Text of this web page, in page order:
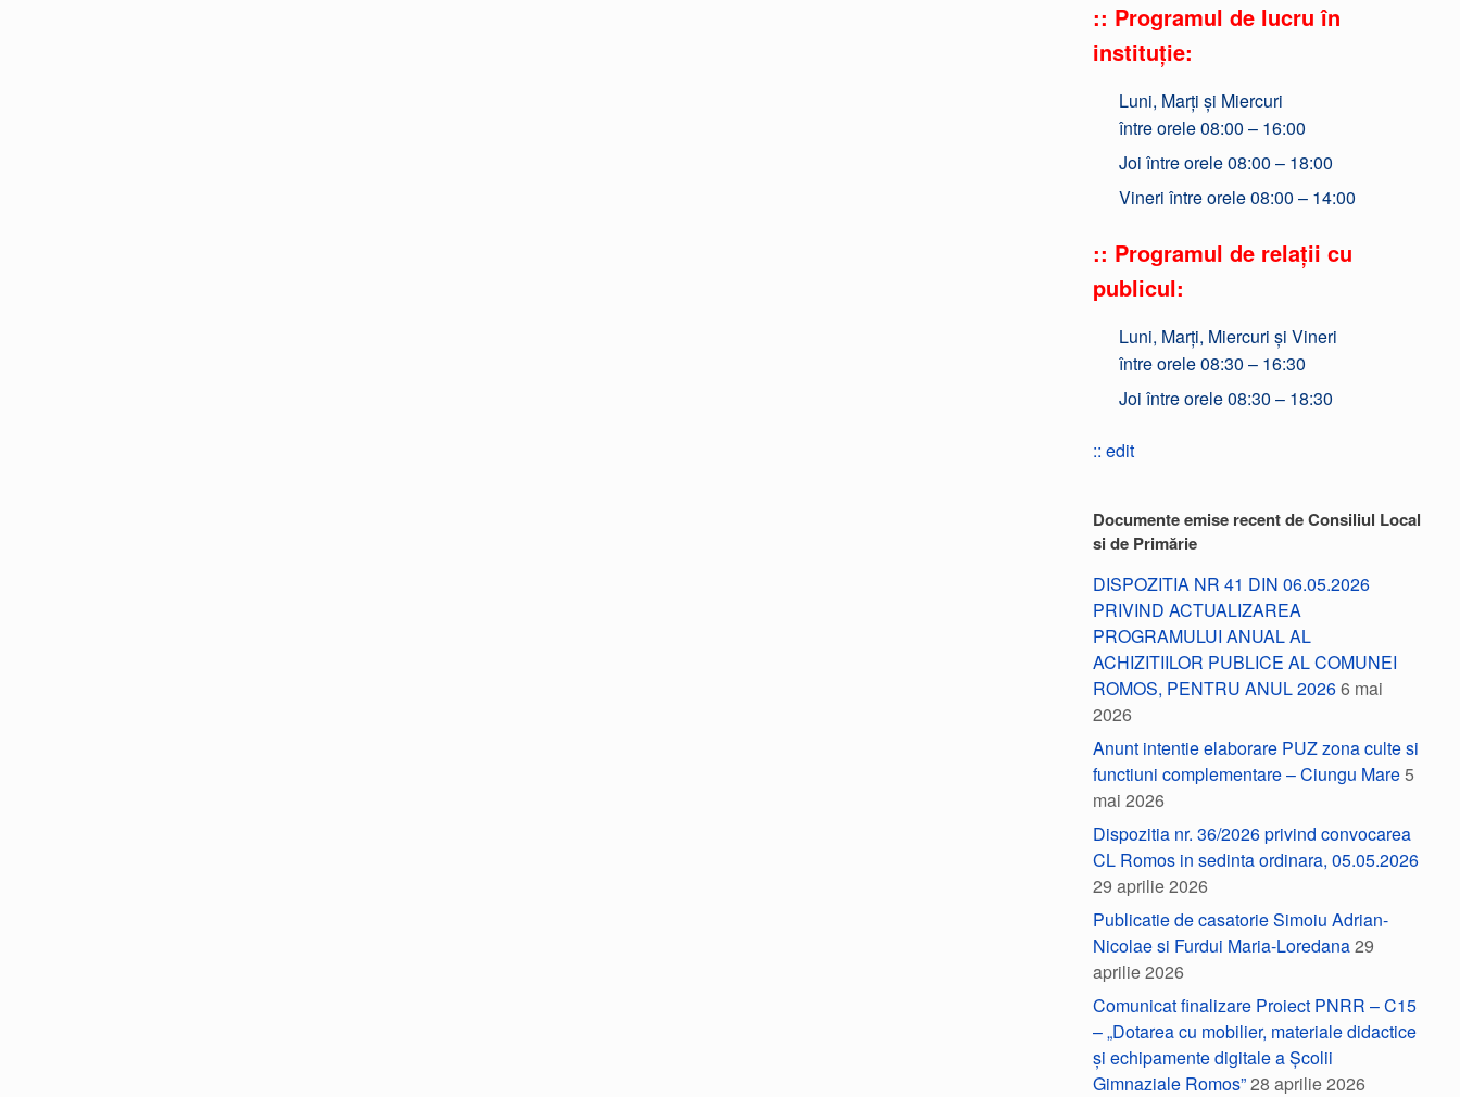
:: Programul de lucru în
instituție:
Luni, Marți și Miercuri
între orele 08:00 – 16:00
Joi între orele 08:00 – 18:00
Vineri între orele 08:00 – 14:00
:: Programul de relații cu
publicul:
Luni, Marți, Miercuri și Vineri
între orele 08:30 – 16:30
Joi între orele 08:30 – 18:30
:: edit
Documente emise recent de Consiliul Local
si de Primărie
DISPOZITIA NR 41 DIN 06.05.2026
PRIVIND ACTUALIZAREA
PROGRAMULUI ANUAL AL
ACHIZITIILOR PUBLICE AL COMUNEI
ROMOS, PENTRU ANUL 20266 mai
2026
Anunt intentie elaborare PUZ zona culte si
functiuni complementare – Ciungu Mare5
mai 2026
Dispozitia nr. 36/2026 privind convocarea
CL Romos in sedinta ordinara, 05.05.2026
29 aprilie 2026
Publicatie de casatorie Simoiu Adrian-
Nicolae si Furdui Maria-Loredana29
aprilie 2026
Comunicat finalizare Proiect PNRR – C15
– „Dotarea cu mobilier, materiale didactice
și echipamente digitale a Școlii
Gimnaziale Romos”28 aprilie 2026